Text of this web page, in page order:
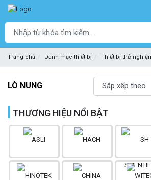
Trang chủ Danh mục thiết bị Thiết bị thử
LÒ NUNG
THƯƠNG HIỆU NỔI BẬT